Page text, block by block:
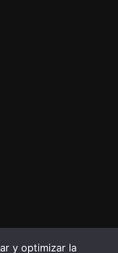
y optimizar la